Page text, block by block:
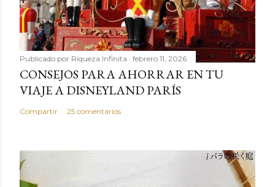
Publicado por Riqueza Infinita febrero 11, 2026
CONSEJOS PARA AHORRAR EN TU
VIAJE A DISNEYLAND PARÍS
Compartir 25 comentarios